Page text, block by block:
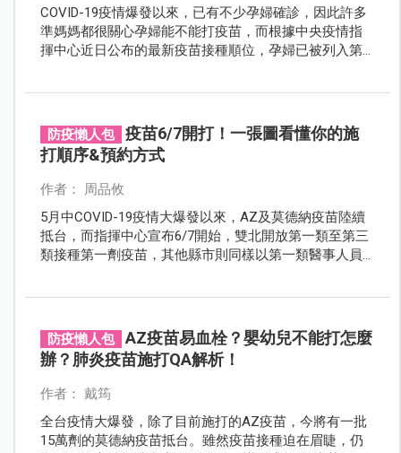
COVID-19疫情爆發以來，已有不少孕婦確診，因此許多
準媽媽都很關心孕婦能不能打疫苗，而根據中央疫情指
揮中心近日公布的最新疫苗接種順位，孕婦已被列入第
防疫懶人包
疫苗6/7開打！一張圖看懂你的施
打順序&預約方式
作者： 周品攸
5月中COVID-19疫情大爆發以來，AZ及莫德納疫苗陸續
抵台，而指揮中心宣布6/7開始，雙北開放第一類至第三
類接種第一劑疫苗，其他縣市則同樣以第一類醫事人員
打順序為何吧！
防疫懶人包
AZ疫苗易血栓？嬰幼兒不能打怎麼
辦？肺炎疫苗施打QA解析！
作者： 戴筠
全台疫情大爆發，除了目前施打的AZ疫苗，今將有一批
15萬劑的莫德納疫苗抵台。雖然疫苗接種迫在眉睫，仍